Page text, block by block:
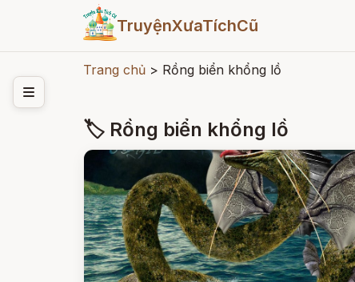
TruyệnXưaTíchCũ
Trang chủ > Rồng biển khổng lồ
🏷 Rồng biển khổng lồ